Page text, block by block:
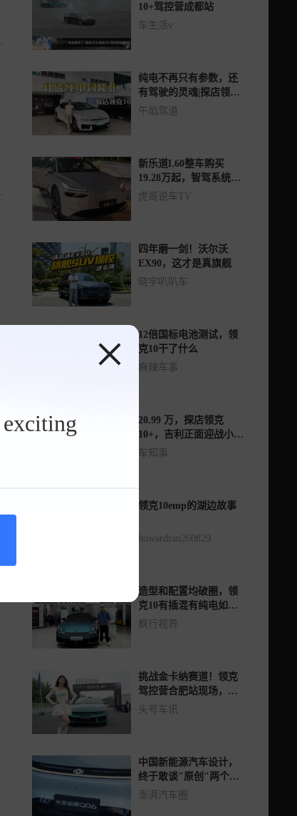
10+驾控营成都站
车生活v
纯电不再只有参数，还
有驾驶的灵魂|探店领克
10
午焰驾道
新乐道L60整车购买
19.28万起，智驾系统如
何？
虎哥说车TV
四年磨一剑！沃尔沃
EX90，这才是真旗舰
晓宇叭叭车
12倍国标电池测试，领
克10干了什么
麻辣车事
20.99 万，探店领克
10+，吉利正面迎战小米
SU7
车知事
领克10emp的湖边故事
howardran260829
造型和配置均破圈，领
克10有插混有纯电如何
选？16-17万值不值？
枫行视界
挑战金卡纳赛道！领克
驾控营合肥站现场，感
受领克10非凡驾控魅力
头号车讯
中国新能源汽车设计，
终于敢谈"原创"两个字
了
澎湃汽车圈